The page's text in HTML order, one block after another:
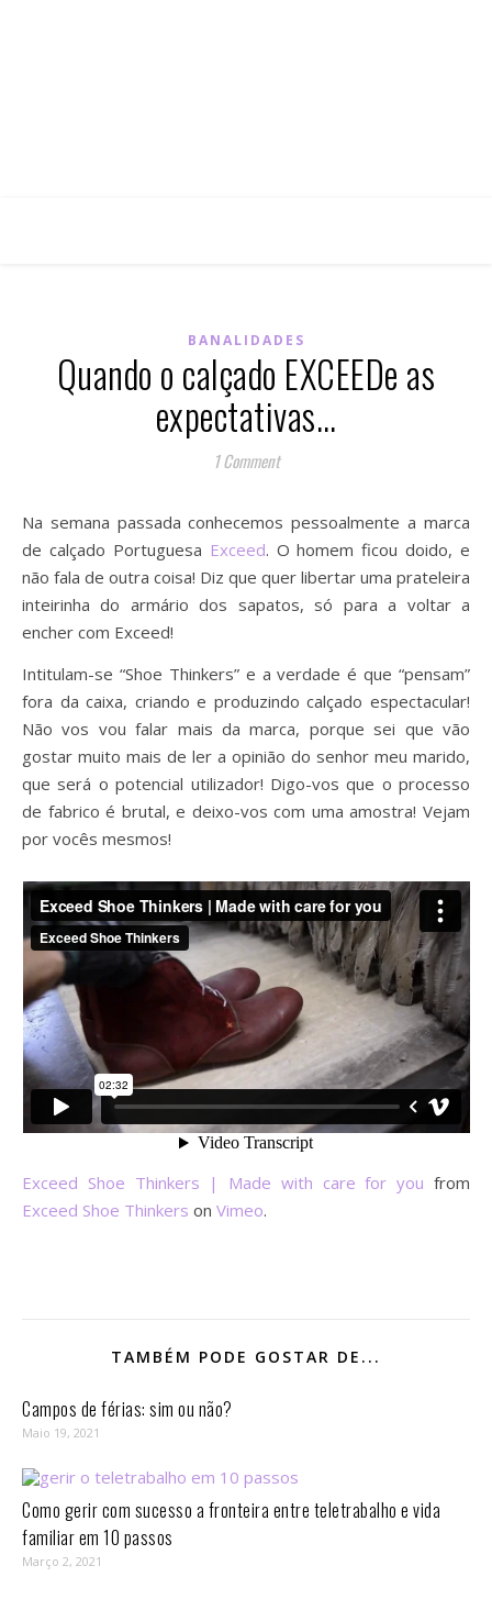
BANALIDADES
Quando o calçado EXCEEDe as
expectativas…
1 Comment
Na semana passada conhecemos pessoalmente a marca
de calçado Portuguesa Exceed. O homem ficou doido, e
não fala de outra coisa! Diz que quer libertar uma prateleira
inteirinha do armário dos sapatos, só para a voltar a
encher com Exceed!
Intitulam-se “Shoe Thinkers” e a verdade é que “pensam”
fora da caixa, criando e produzindo calçado espectacular!
Não vos vou falar mais da marca, porque sei que vão
gostar muito mais de ler a opinião do senhor meu marido,
que será o potencial utilizador! Digo-vos que o processo
de fabrico é brutal, e deixo-vos com uma amostra! Vejam
por vocês mesmos!
Exceed Shoe Thinkers | Made with care for you from
Exceed Shoe Thinkers on Vimeo.
TAMBÉM PODE GOSTAR DE...
Campos de férias: sim ou não?
Maio 19, 2021
Como gerir com sucesso a fronteira entre teletrabalho e vida
familiar em 10 passos⁣
Março 2, 2021